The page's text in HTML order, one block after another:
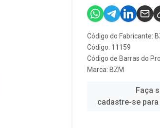
Código do Fabricante:
Código: 11159
Código de Barras do
Marca: BZM
Faça
cadastre-se